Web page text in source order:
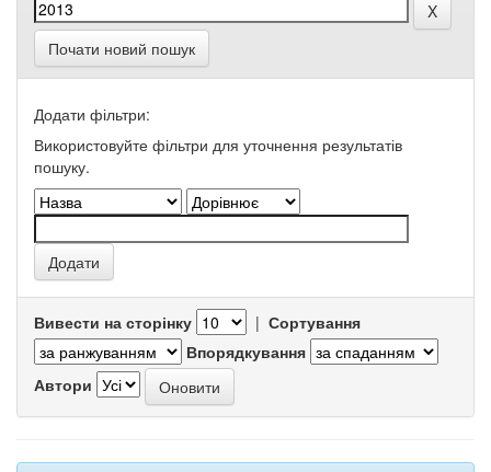
Почати новий пошук
Додати фільтри:
Використовуйте фільтри для уточнення результатів
пошуку.
Вивести на сторінку | Сортування
Впорядкування
Автори